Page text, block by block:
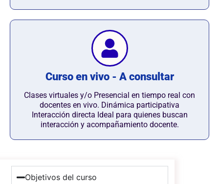
Curso en vivo - A consultar
Clases virtuales y/o Presencial en tiempo real con
docentes en vivo. Dinámica participativa
Interacción directa Ideal para quienes buscan
interacción y acompañamiento docente.
Objetivos del curso